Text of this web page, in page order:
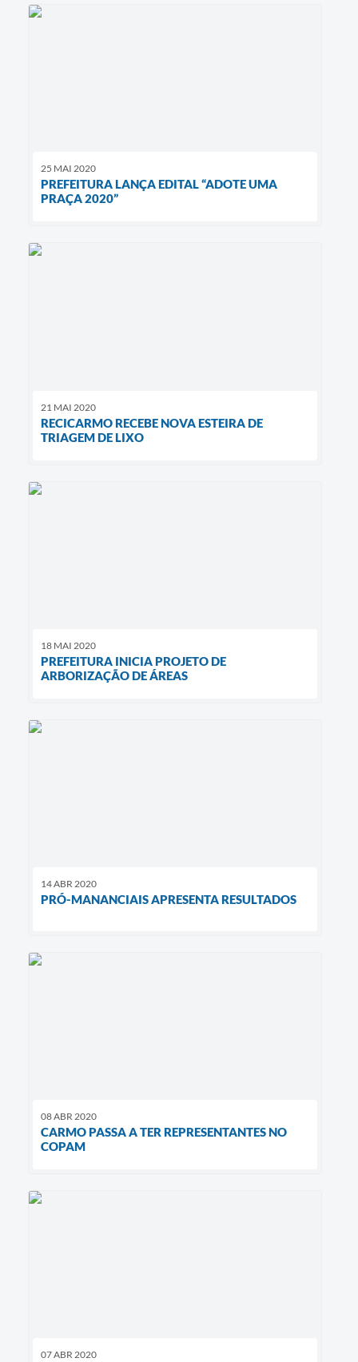
25 MAI 2020
PREFEITURA LANÇA EDITAL “ADOTE UMA
PRAÇA 2020”
21 MAI 2020
RECICARMO RECEBE NOVA ESTEIRA DE
TRIAGEM DE LIXO
18 MAI 2020
PREFEITURA INICIA PROJETO DE
ARBORIZAÇÃO DE ÁREAS
14 ABR 2020
PRÓ-MANANCIAIS APRESENTA RESULTADOS
08 ABR 2020
CARMO PASSA A TER REPRESENTANTES NO
COPAM
07 ABR 2020